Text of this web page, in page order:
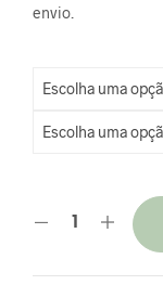
envio.